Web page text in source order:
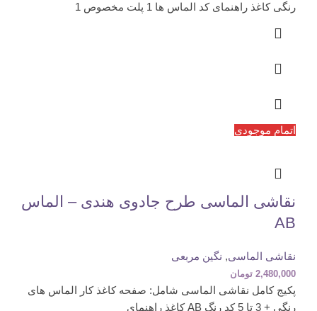
رنگی کاغذ راهنمای کد الماس ها 1 پلت مخصوص 1
اتمام موجودی
نقاشی الماسی طرح جادوی هندی – الماس
AB
نقاشی الماسی, نگین مربعی
2,480,000 تومان
پکیج کامل نقاشی الماسی شامل: صفحه کاغذ کار الماس های
رنگی + 3 تا 5 کد رنگ AB کاغذ راهنمای